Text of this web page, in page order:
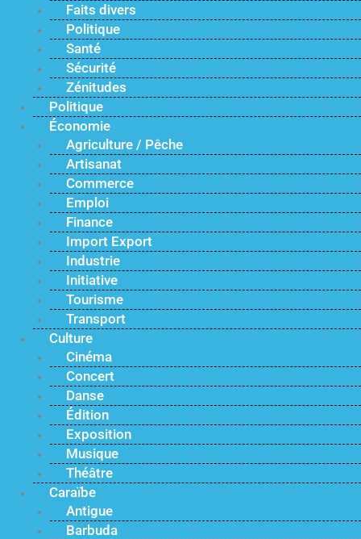
Faits divers
Politique
Santé
Sécurité
Zénitudes
Politique
Économie
Agriculture / Pêche
Artisanat
Commerce
Emploi
Finance
Import Export
Industrie
Initiative
Tourisme
Transport
Culture
Cinéma
Concert
Danse
Édition
Exposition
Musique
Théâtre
Caraïbe
Antigue
Barbuda